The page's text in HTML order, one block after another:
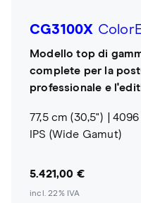
CG3100X
Modello top di
complete per la
professionale e
77,5 cm (30,5")
4096
IPS (Wide Gamut)
5.421,00 €
incl. 22% IVA